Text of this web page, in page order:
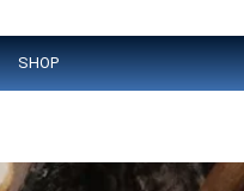
SHOP